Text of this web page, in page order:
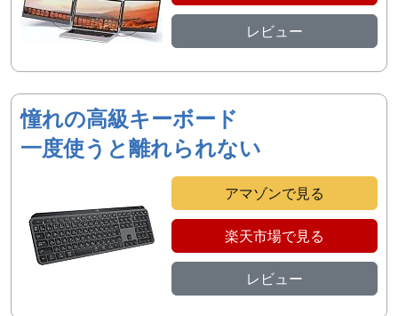
レビュー
憧れの高級キーボード
一度使うと離れられない
アマゾンで見る
楽天市場で見る
レビュー